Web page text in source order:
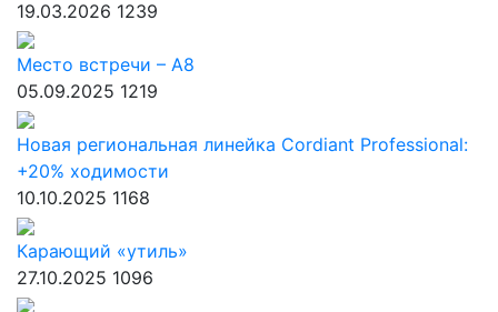
19.03.2026 1239
Место встречи – А8
05.09.2025 1219
Новая региональная линейка Cordiant Professional:
+20% ходимости
10.10.2025 1168
Карающий «утиль»
27.10.2025 1096